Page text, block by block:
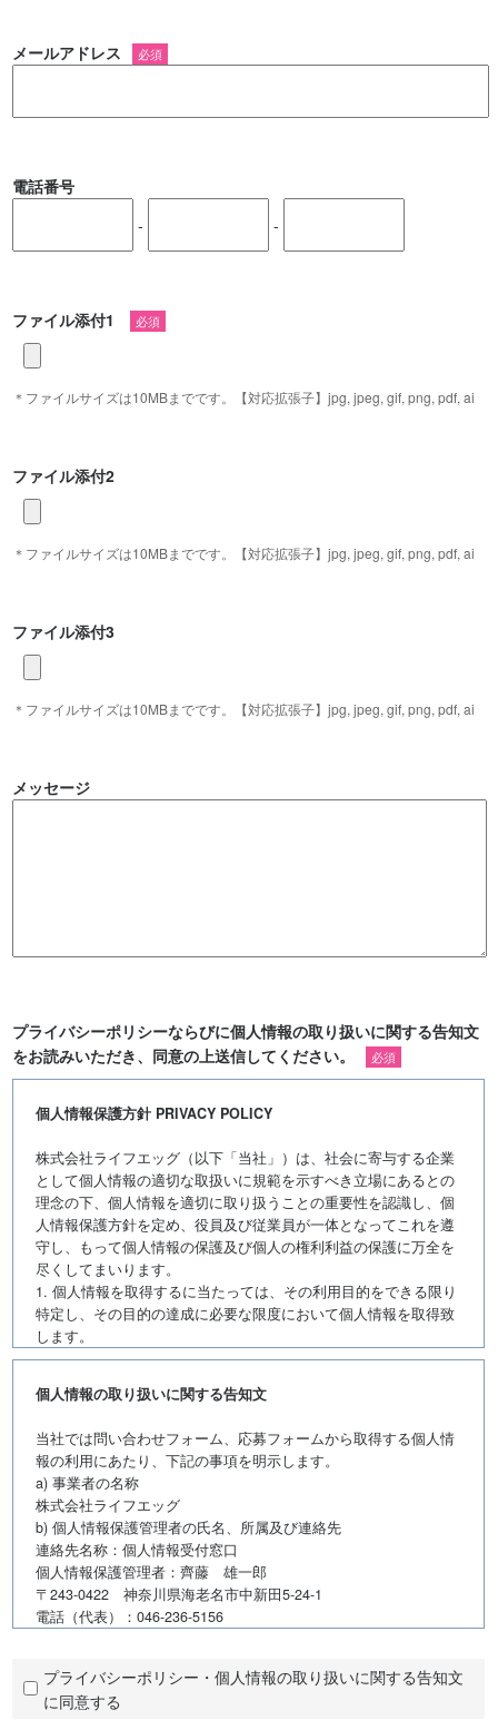
メールアドレス 必須
電話番号
-
-
ファイル添付1 必須
＊ファイルサイズは10MBまでです。【対応拡張子】jpg, jpeg, gif, png, pdf, ai
ファイル添付2
＊ファイルサイズは10MBまでです。【対応拡張子】jpg, jpeg, gif, png, pdf, ai
ファイル添付3
＊ファイルサイズは10MBまでです。【対応拡張子】jpg, jpeg, gif, png, pdf, ai
メッセージ
プライバシーポリシーならびに個人情報の取り扱いに関する告知文
をお読みいただき、同意の上送信してください。
必須
個人情報保護方針 PRIVACY POLICY
株式会社ライフエッグ（以下「当社」）は、社会に寄与する企業
として個人情報の適切な取扱いに規範を示すべき立場にあるとの
理念の下、個人情報を適切に取り扱うことの重要性を認識し、個
人情報保護方針を定め、役員及び従業員が一体となってこれを遵
守し、もって個人情報の保護及び個人の権利利益の保護に万全を
尽くしてまいります。
1. 個人情報を取得するに当たっては、その利用目的をできる限り
特定し、その目的の達成に必要な限度において個人情報を取得致
します。
2. 個人情報を、本人から直接、書面によって取得する場合には、
せした上で、必要な範囲で個人情報を取得致します。
います。また、目的外利用を行わないため、必要な対策を講じる
手順を確立し、実施致します。
4. 保有する個人情報を適切な方法で管理し、本人の同意なしに第
三者に開示・提供致しません。
5. 保有する個人情報を利用目的に応じた必要な範囲内において、
正確、かつ、最新の状態で管理し、個人情報の漏えい、滅失又は
毀損などのおそれに対して、合理的な安全対策を講じ、予防並び
に是正に努めます。
6. 個人情報の処理を外部へ委託する場合は、漏えいや第三者への
管理を実施致します。
7. 保有する個人情報についての苦情・相談は、弊社の問合せ窓口
に連絡頂くことにより、これに対応致します。
個人情報の取り扱いに関する告知文
当社では問い合わせフォーム、応募フォームから取得する個人情
報の利用にあたり、下記の事項を明示します。
a) 事業者の名称
株式会社ライフエッグ
b) 個人情報保護管理者の氏名、所属及び連絡先
連絡先名称：個人情報受付窓口
個人情報保護管理者：齊藤 雄一郎
〒243-0422 神奈川県海老名市中新田5-24-1
電話（代表）：046-236-5156
∟当社へのお問い合わせについてのご回答及びご連絡のため
・応募フォーム
プライバシーポリシー・個人情報の取り扱いに関する告知文
に同意する